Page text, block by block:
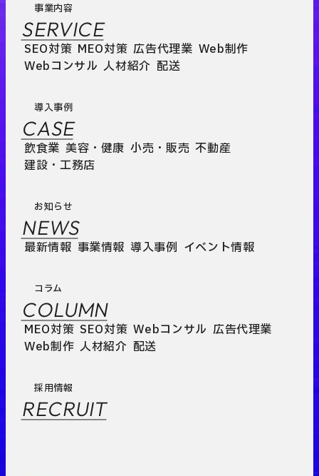
事業内容
SERVICE
SEO対策 MEO対策 広告代理業 Web制作
Webコンサル 人材紹介 配送
導入事例
CASE
飲食業 美容・健康 小売・販売 不動産
建設・工務店
お知らせ
NEWS
最新情報 事業情報 導入事例 イベント情報
コラム
COLUMN
MEO対策 SEO対策 Webコンサル 広告代理業
Web制作 人材紹介 配送
採用情報
RECRUIT